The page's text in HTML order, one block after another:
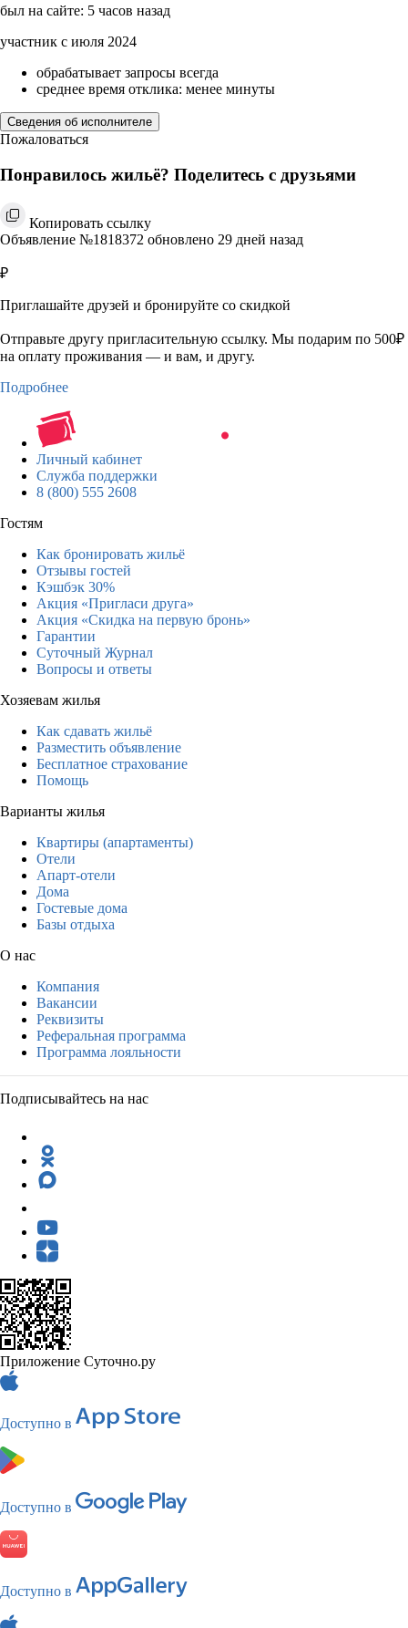
был на сайте: 5 часов назад
участник с июля 2024
обрабатывает запросы всегда
среднее время отклика: менее минуты
Сведения об исполнителе
Пожаловаться
Понравилось жильё? Поделитесь с друзьями
Копировать ссылку
Объявление №1818372 обновлено 29 дней назад
₽
Приглашайте друзей и бронируйте со скидкой
Отправьте другу пригласительную ссылку. Мы подарим по 500₽
на оплату проживания — и вам, и другу.
Подробнее
Личный кабинет
Служба поддержки
8 (800) 555 2608
Гостям
Как бронировать жильё
Отзывы гостей
Кэшбэк 30%
Акция «Пригласи друга»
Акция «Скидка на первую бронь»
Гарантии
Суточный Журнал
Вопросы и ответы
Хозяевам жилья
Как сдавать жильё
Разместить объявление
Бесплатное страхование
Помощь
Варианты жилья
Квартиры (апартаменты)
Отели
Апарт-отели
Дома
Гостевые дома
Базы отдыха
О нас
Компания
Вакансии
Реквизиты
Реферальная программа
Программа лояльности
Подписывайтесь на нас
Приложение Суточно.ру
Доступно в
Доступно в
Доступно в